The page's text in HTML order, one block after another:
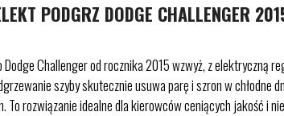
PODGRZ DODGE
Challenger od rocznika 2015 wzwyż, z elektryczną
szyby skutecznie usuwa parę i szron w
To rozwiązanie idealne dla kierowców ceniących jakość i